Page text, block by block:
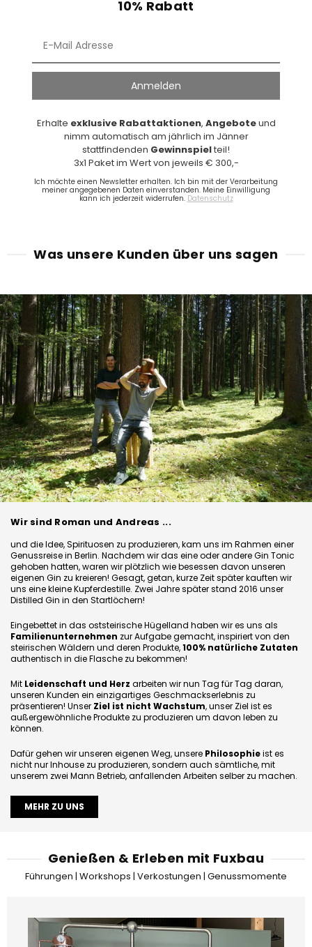
10% Rabatt
Anmelden
Erhalte exklusive Rabattaktionen, Angeboteund
nimm automatisch am jährlich im Jänner
stattfindenden Gewinnspielteil!
3x1 Paket im Wert von jeweils € 300,-
Ich möchte einen Newsletter erhalten. Ich bin mit der Verarbeitung
meiner angegebenen Daten einverstanden. Meine Einwilligung
kann ich jederzeit widerrufen. Datenschutz
Was unsere Kunden über uns sagen
Wir sind Roman und Andreas ...
und die Idee, Spirituosen zu produzieren, kam uns im Rahmen einer
Genussreise in Berlin. Nachdem wir das eine oder andere Gin Tonic
gehoben hatten, waren wir plötzlich wie besessen davon unseren
eigenen Gin zu kreieren! Gesagt, getan, kurze Zeit später kauften wir
uns eine kleine Kupferdestille. Zwei Jahre später stand 2016 unser
Distilled Gin in den Startlöchern!
Eingebettet in das oststeirische Hügelland haben wir es uns als
Familienunternehmen zur Aufgabe gemacht, inspiriert von den
steirischen Wäldern und deren Produkte,100% natürliche Zutaten
authentisch in die Flasche zu bekommen!
Mit Leidenschaft und Herz arbeiten wir nun Tag für Tag daran,
unseren Kunden ein einzigartiges Geschmackserlebnis zu
präsentieren! Unser Ziel ist nicht Wachstum, unser Ziel ist es
außergewöhnliche Produkte zu produzieren um davon leben zu
können.
Dafür gehen wir unseren eigenen Weg, unsere Philosophieist es
nicht nur Inhouse zu produzieren, sondern auch sämtliche, mit
unserem zwei Mann Betrieb, anfallenden Arbeiten selber zu machen.
MEHR ZU UNS
Genießen & Erleben mit Fuxbau
Führungen | Workshops | Verkostungen | Genussmomente